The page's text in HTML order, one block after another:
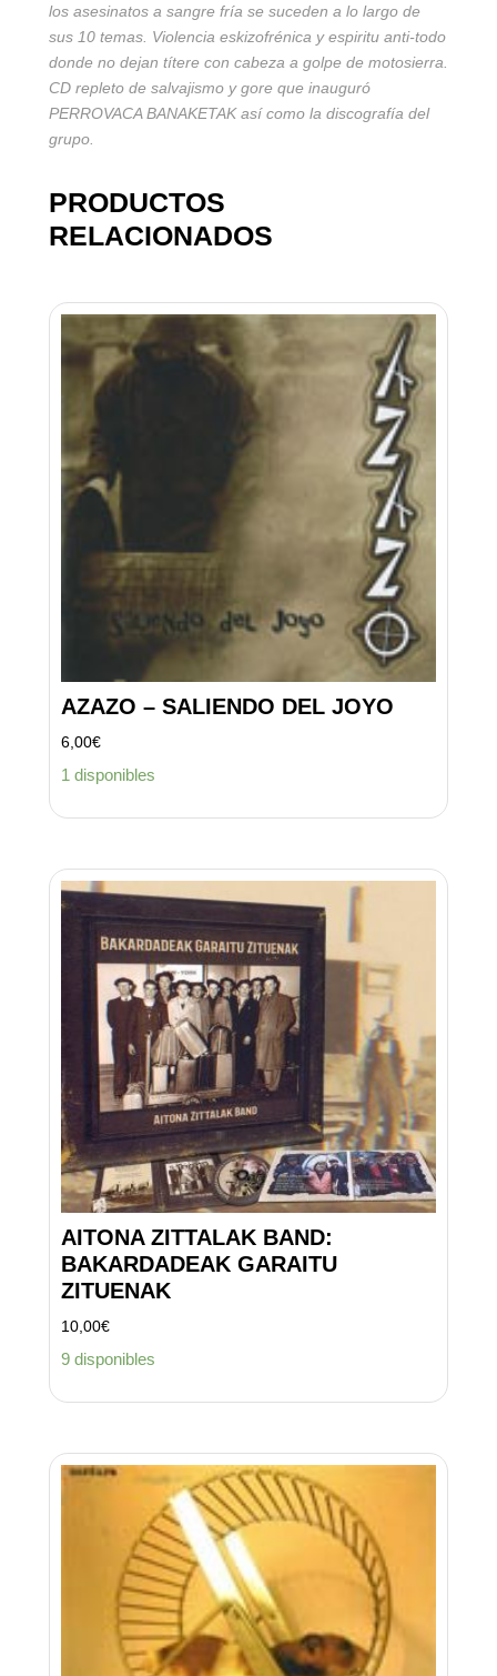
los asesinatos a sangre fría se suceden a lo largo de
sus 10 temas. Violencia eskizofrénica y espiritu anti-todo
donde no dejan títere con cabeza a golpe de motosierra.
CD repleto de salvajismo y gore que inauguró
PERROVACA BANAKETAK así como la discografía del
grupo.
PRODUCTOS
RELACIONADOS
AZAZO – SALIENDO DEL JOYO
6,00€
1 disponibles
AITONA ZITTALAK BAND:
BAKARDADEAK GARAITU
ZITUENAK
10,00€
9 disponibles